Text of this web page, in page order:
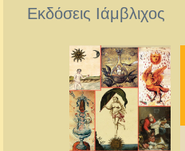
Εκδόσεις Ιάμβλιχος